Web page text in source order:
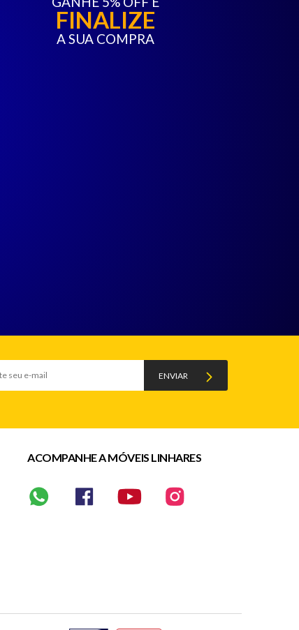
FINALIZE
A SUA COMPRA
ENVIAR
ACOMPANHE A MÓVEIS LINHARES